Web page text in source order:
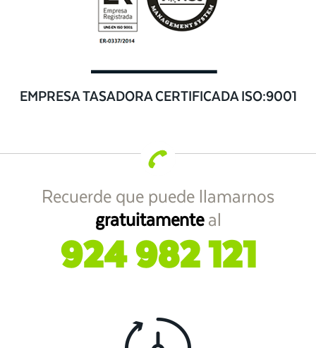
EMPRESA TASADORA CERTIFICADA ISO:9001
Recuerde que puede llamarnos
gratuitamenteal
924 982 121